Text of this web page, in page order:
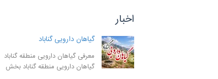
اخبار
گیاهان دارویی گناباد
معرفی گیاهان دارویی منطقه گناباد
گیاهان دارویی منطقه گناباد بخش